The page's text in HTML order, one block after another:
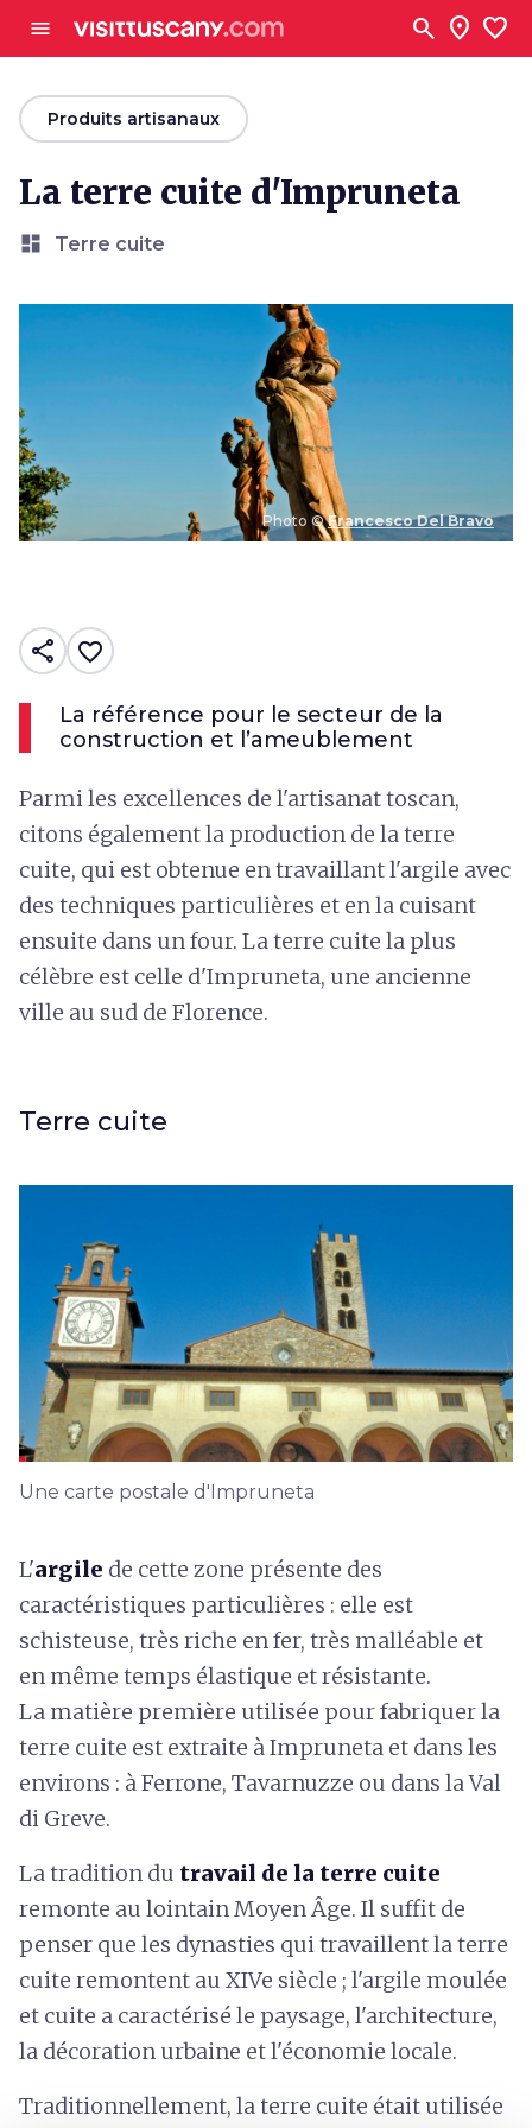
menu search location_on favorite
arrow_backProduits artisanaux
La terre cuite d'Impruneta
dashboard Terre cuite
Photo © Francesco Del Bravo
share favorite_border
La référence pour le secteur de la
construction et l’ameublement
Parmi les excellences de l'artisanat toscan,
citons également la production de la terre
cuite, qui est obtenue en travaillant l'argile avec
des techniques particulières et en la cuisant
ensuite dans un four. La terre cuite la plus
célèbre est celle d'Impruneta, une ancienne
ville au sud de Florence.
Terre cuite
Une carte postale d'Impruneta
L'argile de cette zone présente des
caractéristiques particulières : elle est
schisteuse, très riche en fer, très malléable et
en même temps élastique et résistante.
La matière première utilisée pour fabriquer la
terre cuite est extraite à Impruneta et dans les
environs : à Ferrone, Tavarnuzze ou dans la Val
di Greve.
La tradition du travail de la terre cuite
remonte au lointain Moyen Âge. Il suffit de
penser que les dynasties qui travaillent la terre
cuite remontent au XIVe siècle ; l'argile moulée
et cuite a caractérisé le paysage, l'architecture,
la décoration urbaine et l'économie locale.
Traditionnellement, la terre cuite était utilisée